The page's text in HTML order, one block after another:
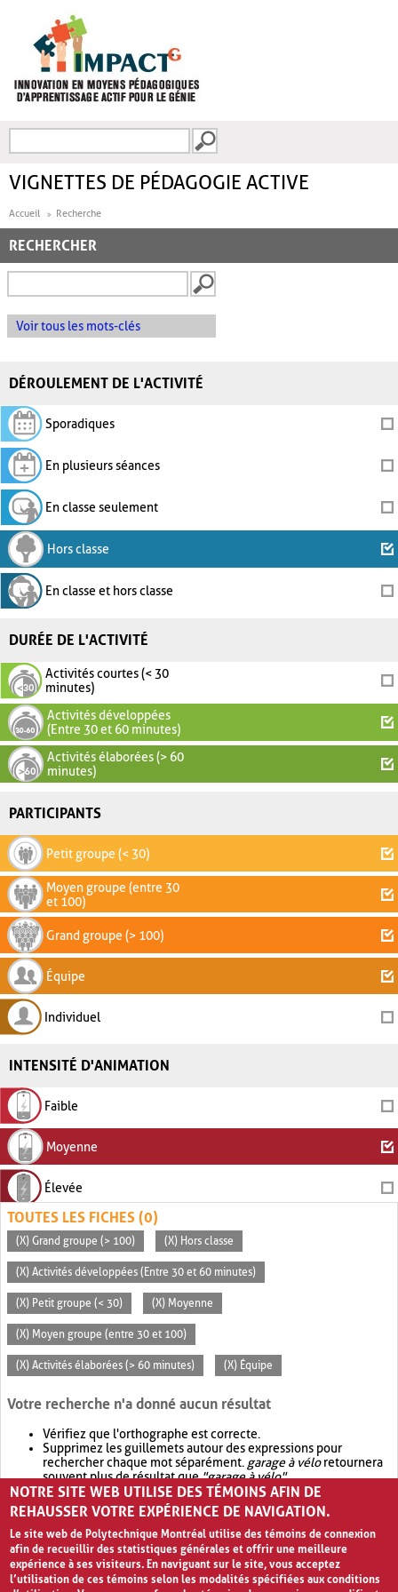
FORMULAIRE DE
VIGNETTES DE PÉDAGOGIE ACTIVE
Accueil Recherche
RECHERCHER
Voir tous les mots-clés
DÉROULEMENT DE L'ACTIVITÉ
Sporadiques
En plusieurs séances
En classe seulement
Hors classe
En classe et hors classe
DURÉE DE L'ACTIVITÉ
Activités courtes (< 30
minutes)
Activités développées
(Entre 30 et 60 minutes)
Activités élaborées (> 60
minutes)
PARTICIPANTS
Petit groupe (< 30)
Moyen groupe (entre 30
et 100)
Grand groupe (> 100)
Équipe
Individuel
INTENSITÉ D'ANIMATION
Faible
Moyenne
Élevée
TOUTES LES FICHES (0)
(X) Grand groupe (> 100) (X) Hors classe
(X) Activités développées (Entre 30 et 60 minutes)
(X) Petit groupe (< 30) (X) Moyenne
(X) Moyen groupe (entre 30 et 100)
(X) Activités élaborées (> 60 minutes) (X) Équipe
Votre recherche n'a donné aucun résultat
Vérifiez que l'orthographe est correcte.
Supprimez les guillemets autour des expressions pour
rechercher chaque mot séparément. garage à véloretournera
souvent plus de résultat que"garage à vélo".
Envisagez d'élargir votre recherche avec OR.garage OR vélo
retournera souvent plus de résultat quegarage à vélo
NOTRE SITE WEB UTILISE DES TÉMOINS AFIN DE
REHAUSSER VOTRE EXPÉRIENCE DE NAVIGATION.
Le site web de Polytechnique Montréal utilise des témoins de connexion
afin de recueillir des statistiques générales et offrir une meilleure
expérience à ses visiteurs. En naviguant sur le site, vous acceptez
l’utilisation de ces témoins selon les modalités spécifiées aux conditions